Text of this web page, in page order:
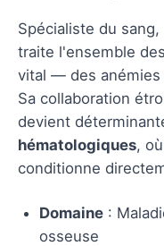
Spécialiste du
traite l'ensemble
vital — des anémies
Sa collaboration
devient
hématologiques,
conditionne
Domaine :
osseuse